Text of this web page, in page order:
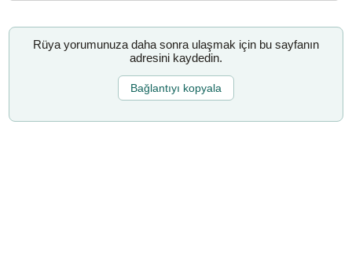
Rüya yorumunuza daha sonra ulaşmak için bu sayfanın
adresini kaydedin.
Bağlantıyı kopyala